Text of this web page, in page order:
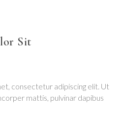
Sit
consectetur adipiscing elit. Ut
mattis, pulvinar dapibus